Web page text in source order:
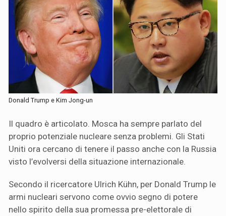
Donald Trump e Kim Jong-un
Il quadro è articolato. Mosca ha sempre parlato del
proprio potenziale nucleare senza problemi. Gli Stati
Uniti ora cercano di tenere il passo anche con la Russia
visto l’evolversi della situazione internazionale.
Secondo il ricercatore Ulrich Kühn, per Donald Trump le
armi nucleari servono come ovvio segno di potere
nello spirito della sua promessa pre-elettorale di